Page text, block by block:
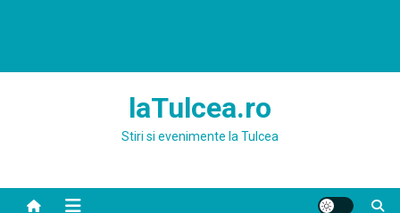
laTulcea.ro
Stiri si evenimente la Tulcea